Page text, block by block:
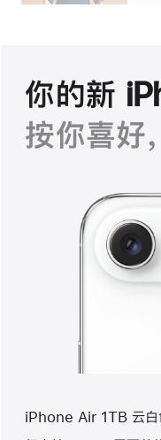
你的新
按你喜好
iPhone Air 1TB 云白